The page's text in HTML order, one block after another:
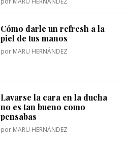
Cómo darle un refresh a la
piel de tus manos
por MARU HERNÁNDEZ
Lavarse la cara en la ducha
no es tan bueno como
pensabas
por MARU HERNÁNDEZ